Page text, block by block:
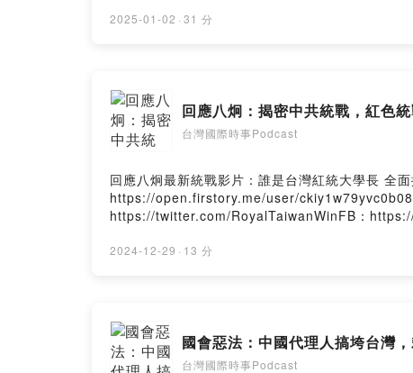
2025-01-02 · 31 分
回應八炯：揭密中共統戰，紅色
台灣國際時事Podcast
回應八炯最新統戰影片：誰是台灣紅統大學長
https://open.firstory.me/user/
https://twitter.com/RoyalTaiwanWinFB：
2024-12-29 · 13 分
國會惡法：中國代理人搞垮台灣
台灣國際時事Podcast